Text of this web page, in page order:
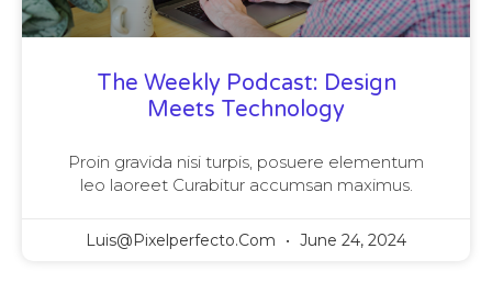
The Weekly Podcast: Design
Meets Technology
Proin gravida nisi turpis, posuere elementum
leo laoreet Curabitur accumsan maximus.
Luis@pixelperfecto.com June 24, 2024